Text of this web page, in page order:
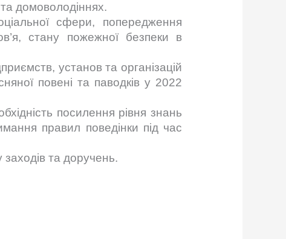
домоволодіннях.
сфери, попередження
стану пожежної безпеки в
установ та організацій
повені та паводків у 2022
посилення рівня знань
правил поведінки під час
та доручень.